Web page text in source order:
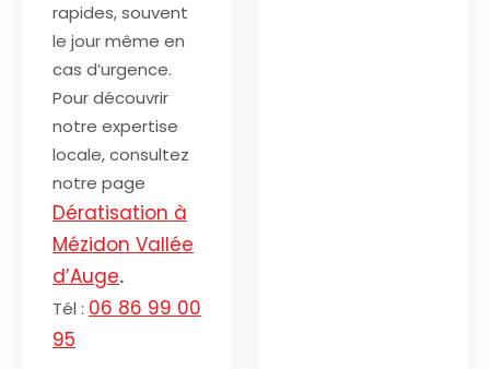
rapides, souvent
le jour même en
cas d’urgence.
Pour découvrir
notre expertise
locale, consultez
notre page
Dératisation à
Mézidon Vallée
d’Auge.
Tél : 06 86 99 00
95